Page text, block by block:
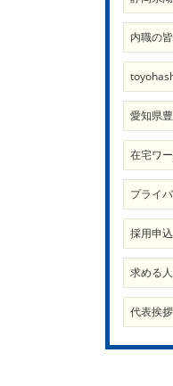
内職の
愛知県
在宅ワ
プライ
採用申込
求める
代表挨拶